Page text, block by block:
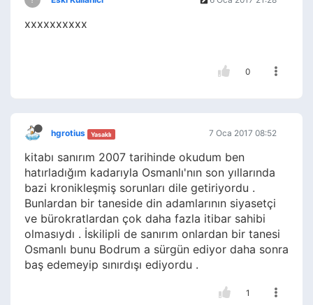
xxxxxxxxxx
0
hgrotius Yasaklı 7 Oca 2017 08:52
kitabı sanırım 2007 tarihinde okudum ben
hatırladığım kadarıyla Osmanlı'nın son yıllarında
bazi kronikleşmiş sorunları dile getiriyordu .
Bunlardan bir taneside din adamlarının siyasetçi
ve bürokratlardan çok daha fazla itibar sahibi
olmasıydı . İskilipli de sanırım onlardan bir tanesi
Osmanlı bunu Bodrum a sürgün ediyor daha sonra
baş edemeyip sınırdışı ediyordu .
1